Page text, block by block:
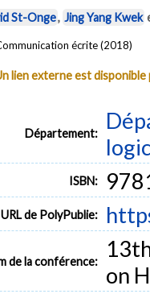
St-Onge, Jing Yang Kwek
écrite (2018)
lien externe est
Département:
ISBN:
URL de PolyPublie:
de la conférence:
on